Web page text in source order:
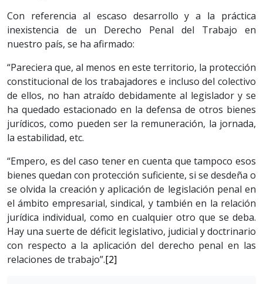
Con referencia al escaso desarrollo y a la práctica
inexistencia de un Derecho Penal del Trabajo en
nuestro país, se ha afirmado:
“Pareciera que, al menos en este territorio, la protección
constitucional de los trabajadores e incluso del colectivo
de ellos, no han atraído debidamente al legislador y se
ha quedado estacionado en la defensa de otros bienes
jurídicos, como pueden ser la remuneración, la jornada,
la estabilidad, etc.
“Empero, es del caso tener en cuenta que tampoco esos
bienes quedan con protección suficiente, si se desdeña o
se olvida la creación y aplicación de legislación penal en
el ámbito empresarial, sindical, y también en la relación
jurídica individual, como en cualquier otro que se deba.
Hay una suerte de déficit legislativo, judicial y doctrinario
con respecto a la aplicación del derecho penal en las
relaciones de trabajo”.[2]